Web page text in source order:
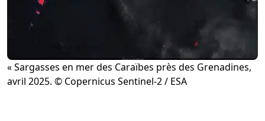
« Sargasses en mer des Caraïbes près des Grenadines,
avril 2025. © Copernicus Sentinel-2 / ESA